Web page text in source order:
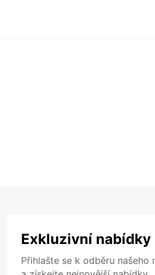
Exkluzivní nabídky
Přihlašte se k odběru našeho